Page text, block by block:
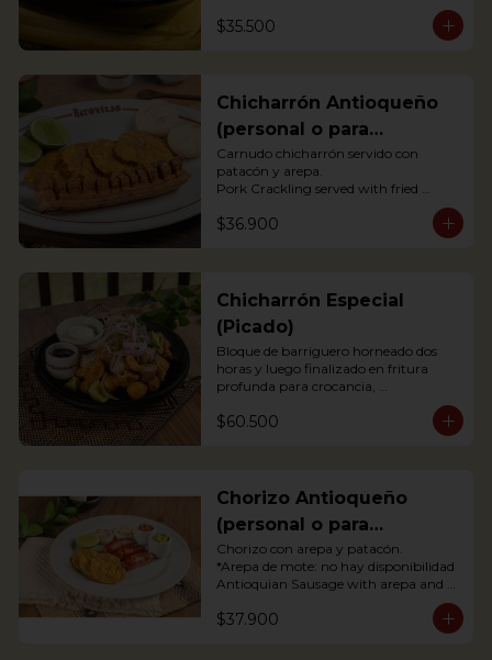
$35.500
Chicharrón Antioqueño
(personal o para
compartir)
Carnudo chicharrón servido con
patacón y arepa.
Pork Crackling served with fried
*Arepa de mote: no hay disponibilidad
$36.900
Chicharrón Especial
(Picado)
Bloque de barriguero horneado dos
horas y luego finalizado en fritura
profunda para crocancia,
cebolla acevichada y reducción de
crunchiness, accompanied by creole
potatoes, onion and agras reduction.
$60.500
Chorizo Antioqueño
(personal o para
compartir)
Chorizo con arepa y patacón.
*Arepa de mote: no hay disponibilidad
Antioquian Sausage with arepa and
$37.900